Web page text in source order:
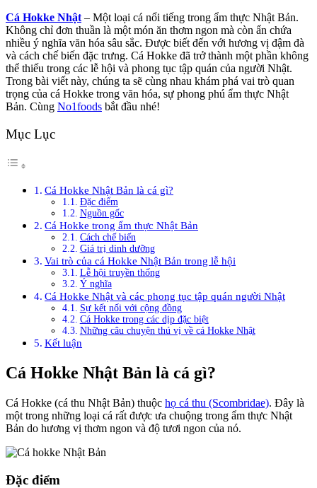
Cá Hokke Nhật – Một loại cá nổi tiếng trong ẩm thực Nhật Bản.
Không chỉ đơn thuần là một món ăn thơm ngon mà còn ẩn chứa
nhiều ý nghĩa văn hóa sâu sắc. Được biết đến với hương vị đậm đà
và cách chế biến đặc trưng. Cá Hokke đã trở thành một phần không
thể thiếu trong các lễ hội và phong tục tập quán của người Nhật.
Trong bài viết này, chúng ta sẽ cùng nhau khám phá vai trò quan
trọng của cá Hokke trong văn hóa, sự phong phú ẩm thực Nhật
Bản. Cùng No1foods bắt đầu nhé!
Mục Lục
Cá Hokke Nhật Bản là cá gì?
Đặc điểm
Nguồn gốc
Cá Hokke trong ẩm thực Nhật Bản
Cách chế biến
Giá trị dinh dưỡng
Vai trò của cá Hokke Nhật Bản trong lễ hội
Lễ hội truyền thống
Ý nghĩa
Cá Hokke Nhật và các phong tục tập quán người Nhật
Sự kết nối với cộng đồng
Cá Hokke trong các dịp đặc biệt
Những câu chuyện thú vị về cá Hokke Nhật
Kết luận
Cá Hokke Nhật Bản là cá gì?
Cá Hokke (cá thu Nhật Bản) thuộc họ cá thu (Scombridae). Đây là
một trong những loại cá rất được ưa chuộng trong ẩm thực Nhật
Bản do hương vị thơm ngon và độ tươi ngon của nó.
Đặc điểm